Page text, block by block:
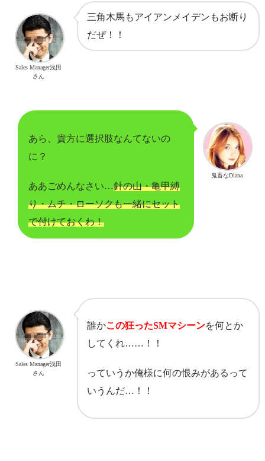
三角木馬もアイアンメイデンもお断り
だぜ！！
Sales Manager浅田
さん
あら、貴方に選択肢なんてないの
に？
ああごめんなさい…針の山・亀甲縛
り・ムチ・ローソクも一緒にセット
で付けておくわ！
鬼畜なDiana
誰かこの狂ったSMマシーンを何とか
してくれ……！！
っていうか俺様に何の恨みがあるって
いうんだ…！！
Sales Manager浅田
さん